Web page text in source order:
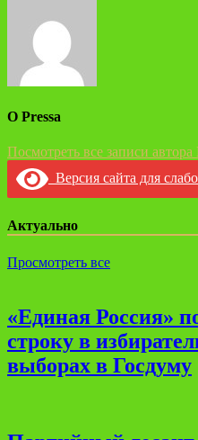
О Pressa
Посмотреть все записи автора
Версия сайта для
Актуально
Просмотреть все
«Единая Россия»
строку в
выборах в Госдуму